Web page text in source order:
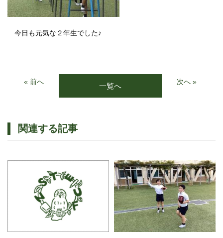
今日も元気な２年生でした♪
« 前へ 一覧へ 次へ »
関連する記事